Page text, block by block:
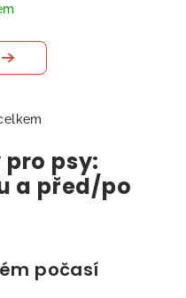
psy:
a před/po
počasí